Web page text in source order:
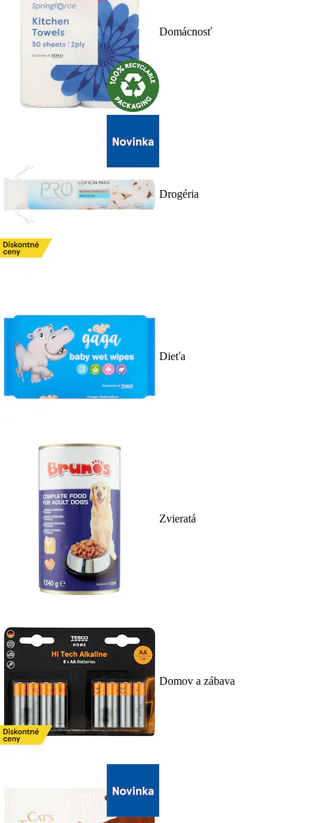
Domácnosť
Drogéria
Dieťa
Zvieratá
Domov a zábava